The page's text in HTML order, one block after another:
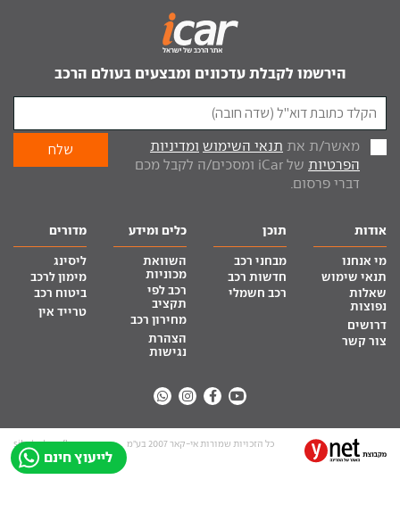
לייעוץ חינם
הירשמו לקבלת עדכונים ומבצעים בעולם הרכב
מאשר/ת את תנאי השימוש ומדיניות
הפרטיות
של iCar ומסכים/ה לקבל מכם
דברי פרסום.
אודות
מי אנחנו
תנאי שימוש
שאלות
נפוצות
דרושים
צור קשר
תוכן
מבחני רכב
חדשות רכב
רכב חשמלי
כלים ומידע
השוואת
מכוניות
רכב לפי
תקציב
מחירון רכב
הצהרת
נגישות
מדורים
ליסינג
מימון לרכב
ביטוח רכב
טרייד אין
כל הזכויות שמורות אי-קאר 2007 בע”מ site by tq.soft